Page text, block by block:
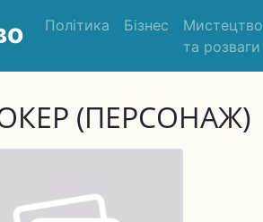
Політика Бізнес
Мистецтво
та розваги
(ПЕРСОНАЖ)